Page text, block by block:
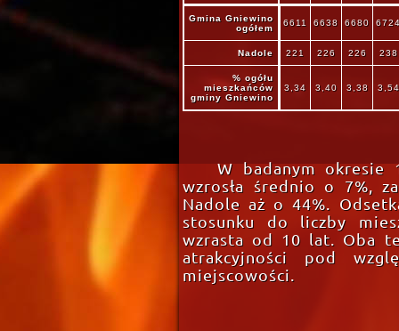
Gmina Gniewino
ogółem
6611 6638 6680
Nadole 221 226 226 238
% ogółu
mieszkańców
gminy Gniewino
3,34 3,40 3,38 3,54
W badanym okresie
wzrosła średnio o 7%,
Nadole aż o 44%.
stosunku do liczby
wzrasta od 10 lat. Oba
atrakcyjności pod
miejscowości.